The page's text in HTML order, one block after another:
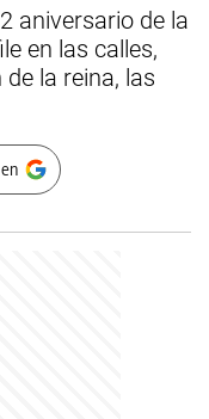
aniversario de la
en las calles,
la reina, las